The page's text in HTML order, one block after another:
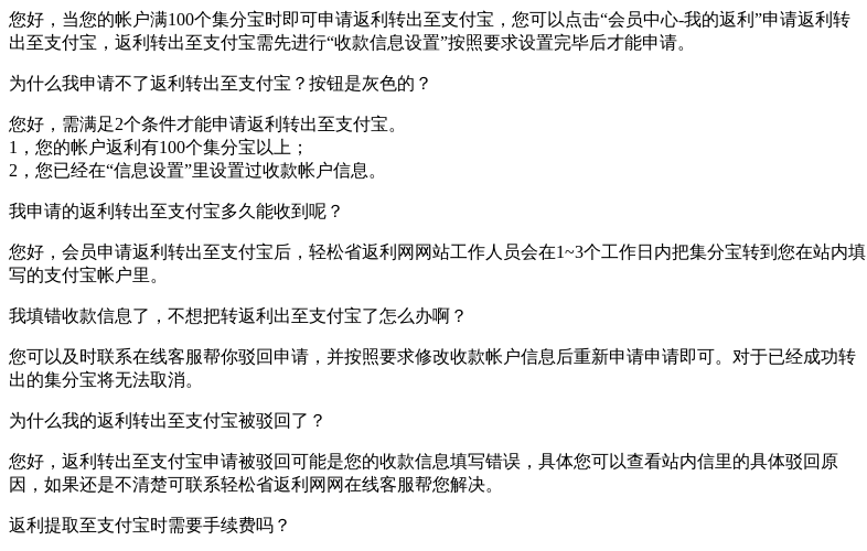
您好，当您的帐户满100个集分宝时即可申请返利转出至支付宝，您可以点击“会员中心-我的返利”申请返利转
出至支付宝，返利转出至支付宝需先进行“收款信息设置”按照要求设置完毕后才能申请。
为什么我申请不了返利转出至支付宝？按钮是灰色的？
您好，需满足2个条件才能申请返利转出至支付宝。
1，您的帐户返利有100个集分宝以上；
2，您已经在“信息设置”里设置过收款帐户信息。
我申请的返利转出至支付宝多久能收到呢？
您好，会员申请返利转出至支付宝后，轻松省返利网网站工作人员会在1~3个工作日内把集分宝转到您在站内填
写的支付宝帐户里。
我填错收款信息了，不想把转返利出至支付宝了怎么办啊？
您可以及时联系在线客服帮你驳回申请，并按照要求修改收款帐户信息后重新申请申请即可。对于已经成功转
出的集分宝将无法取消。
为什么我的返利转出至支付宝被驳回了？
您好，返利转出至支付宝申请被驳回可能是您的收款信息填写错误，具体您可以查看站内信里的具体驳回原
因，如果还是不清楚可联系轻松省返利网网在线客服帮您解决。
返利提取至支付宝时需要手续费吗？